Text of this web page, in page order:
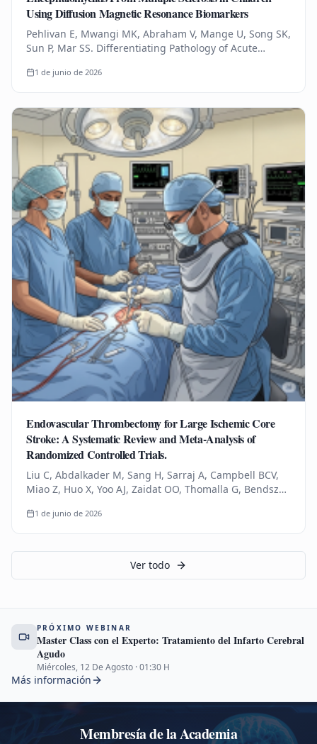
Using Diffusion Magnetic Resonance Biomarkers
Pehlivan E, Mwangi MK, Abraham V, Mange U, Song SK,
Sun P, Mar SS. Differentiating Pathology of Acute
Sclerosis in Children Using…
1 de junio de 2026
Endovascular Thrombectomy for Large Ischemic Core
Stroke: A Systematic Review and Meta-Analysis of
Randomized Controlled Trials.
Liu C, Abdalkader M, Sang H, Sarraj A, Campbell BCV,
Miao Z, Huo X, Yoo AJ, Zaidat OO, Thomalla G, Bendszus
Yaghi S, Sun D,…
1 de junio de 2026
Ver todo
PRÓXIMO WEBINAR
Master Class con el Experto: Tratamiento del Infarto Cerebral
Agudo
Miércoles, 12 De Agosto ·01:30 H
Más información
Membresía de la Academia